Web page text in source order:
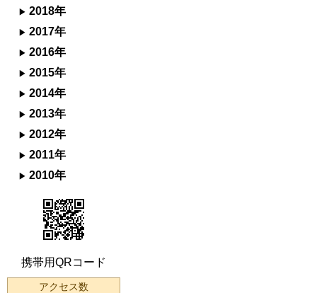
2018年
2017年
2016年
2015年
2014年
2013年
2012年
2011年
2010年
携帯用QRコード
アクセス数